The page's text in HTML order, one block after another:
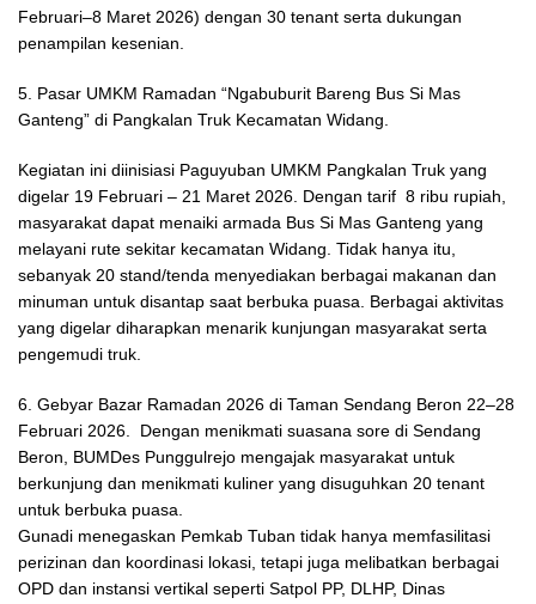
Februari–8 Maret 2026) dengan 30 tenant serta dukungan
penampilan kesenian.
5. Pasar UMKM Ramadan “Ngabuburit Bareng Bus Si Mas
Ganteng” di Pangkalan Truk Kecamatan Widang.
Kegiatan ini diinisiasi Paguyuban UMKM Pangkalan Truk yang
digelar 19 Februari – 21 Maret 2026. Dengan tarif 8 ribu rupiah,
masyarakat dapat menaiki armada Bus Si Mas Ganteng yang
melayani rute sekitar kecamatan Widang. Tidak hanya itu,
sebanyak 20 stand/tenda menyediakan berbagai makanan dan
minuman untuk disantap saat berbuka puasa. Berbagai aktivitas
yang digelar diharapkan menarik kunjungan masyarakat serta
pengemudi truk.
6. Gebyar Bazar Ramadan 2026 di Taman Sendang Beron 22–28
Februari 2026. Dengan menikmati suasana sore di Sendang
Beron, BUMDes Punggulrejo mengajak masyarakat untuk
berkunjung dan menikmati kuliner yang disuguhkan 20 tenant
untuk berbuka puasa.
Gunadi menegaskan Pemkab Tuban tidak hanya memfasilitasi
perizinan dan koordinasi lokasi, tetapi juga melibatkan berbagai
OPD dan instansi vertikal seperti Satpol PP, DLHP, Dinas